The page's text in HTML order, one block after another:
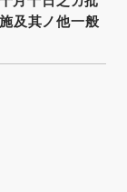
及其ノ他一般